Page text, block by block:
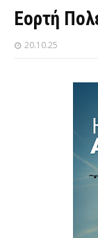
Εορτή
20.10.25